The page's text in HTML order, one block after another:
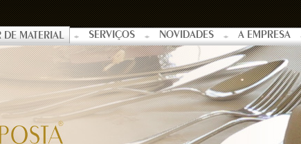
DE MATERIAL SERVIÇOS NOVIDADES A EMPRESA